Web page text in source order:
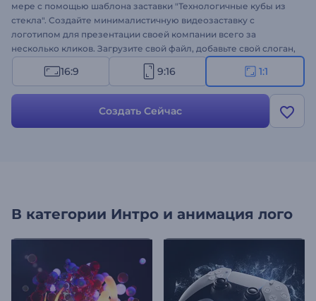
мере с помощью шаблона заставки "Технологичные кубы из
стекла". Создайте минималистичную видеозаставку с
логотипом для презентации своей компании всего за
несколько кликов. Загрузите свой файл, добавьте свой слоган,
а невесомые слои стекла создадут ровный куб и презентуют
ваш логотип. Шаблон идеально подходит для оформления
технологических компаний и многого другого. Оформите свое
16:9 9:16 1:1
Создать Сейчас
В категории Интро и анимация лого